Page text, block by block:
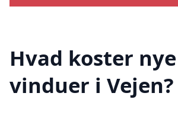
Hvad koster nye
vinduer i Vejen?